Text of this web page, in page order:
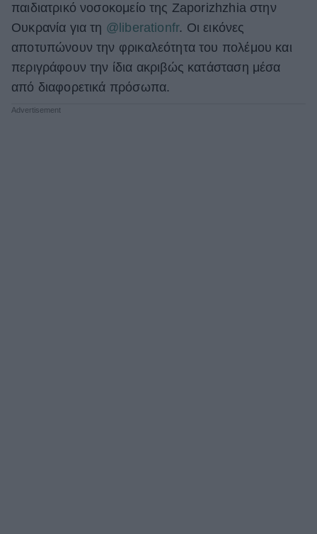
Hautes Grecians
Γάμος
παιδιατρικό νοσοκομείο της Zaporizhzhia στην
Ουκρανία για τη @liberationfr. ⁠Οι εικόνες
αποτυπώνουν την φρικαλεότητα του πολέμου και
περιγράφουν την ίδια ακριβώς κατάσταση μέσα
από διαφορετικά πρόσωπα.